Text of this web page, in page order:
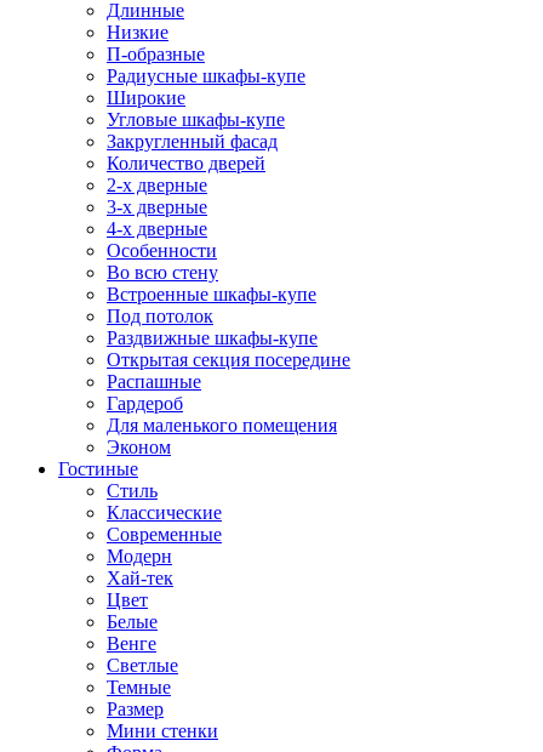
Длинные
Низкие
П-образные
Радиусные шкафы-купе
Широкие
Угловые шкафы-купе
Закругленный фасад
Количество дверей
2-х дверные
3-х дверные
4-х дверные
Особенности
Во всю стену
Встроенные шкафы-купе
Под потолок
Раздвижные шкафы-купе
Открытая секция посередине
Распашные
Гардероб
Для маленького помещения
Эконом
Гостиные
Стиль
Классические
Современные
Модерн
Хай-тек
Цвет
Белые
Венге
Светлые
Темные
Размер
Мини стенки